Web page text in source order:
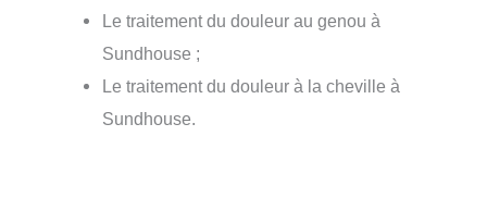
Le traitement du douleur au genou à
Sundhouse ;
Le traitement du douleur à la cheville à
Sundhouse.